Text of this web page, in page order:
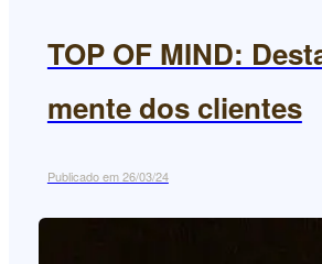
TOP OF MIND:
mente dos clientes
Publicado em 26/03/24